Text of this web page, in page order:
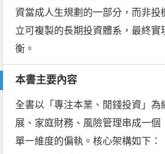
資當成人生規劃的一部分，而非投
立可複製的長期投資體系，最終實
衡。
本書主要內容
全書以「專注本業、閒錢投資」為
展、家庭財務、風險管理串成一個
單一維度的偏執。核心架構如下：